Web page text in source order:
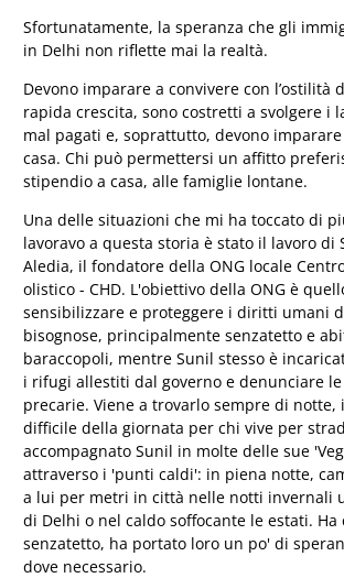
Sfortunatamente, la speranza che gli
in Delhi non riflette mai la realtà.
Devono imparare a convivere con l’ostilità
rapida crescita, sono costretti a svolgere i
mal pagati e, soprattutto, devono imparare
casa. Chi può permettersi un affitto
stipendio a casa, alle famiglie lontane.
Una delle situazioni che mi ha toccato di
lavoravo a questa storia è stato il lavoro di
Aledia, il fondatore della ONG locale
olistico - CHD. L'obiettivo della ONG è
sensibilizzare e proteggere i diritti umani
bisognose, principalmente senzatetto e
baraccopoli, mentre Sunil stesso è
i rifugi allestiti dal governo e denunciare
precarie. Viene a trovarlo sempre di notte,
difficile della giornata per chi vive per
accompagnato Sunil in molte delle sue
attraverso i 'punti caldi': in piena notte,
a lui per metri in città nelle notti invernali
di Delhi o nel caldo soffocante le estati.
senzatetto, ha portato loro un po' di
dove necessario.